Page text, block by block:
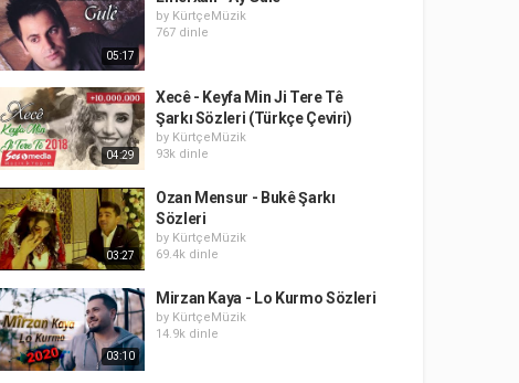
05:17
by KürtçeMüzik
767 dinle
04:29
Xecê - Keyfa Min Ji Tere Tê
Şarkı Sözleri (Türkçe Çeviri)
by KürtçeMüzik
93k dinle
03:27
Ozan Mensur - Bukê Şarkı
Sözleri
by KürtçeMüzik
69.4k dinle
03:10
Mirzan Kaya - Lo Kurmo Sözleri
by KürtçeMüzik
14.9k dinle